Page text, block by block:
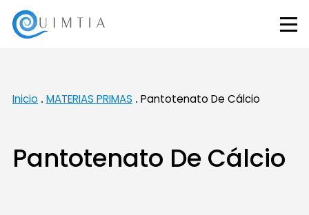
Inicio MATERIAS PRIMAS Pantotenato De Cálcio
Pantotenato De Cálcio